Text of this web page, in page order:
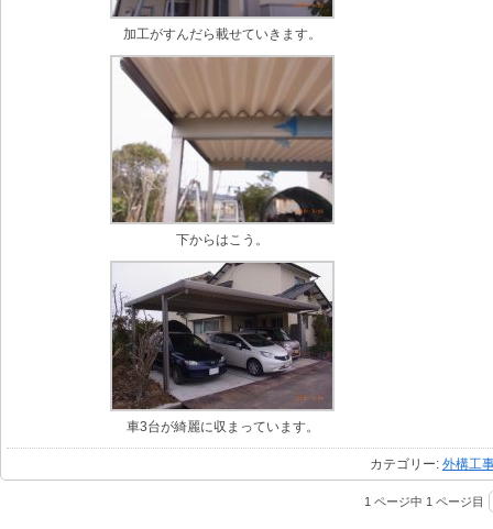
加工がすんだら載せていきます。
下からはこう。
車3台が綺麗に収まっています。
カテゴリー: 外構工
1 ページ中 1 ページ目